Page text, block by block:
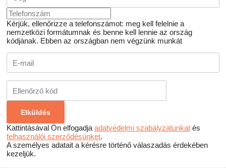
Kérjük, ellenőrizze a telefonszámot: meg kell felelnie a
nemzetközi formátumnak és benne kell lennie az ország
kódjának. Ebben az országban nem végzünk munkát
Kattintásával Ön elfogadja adatvédelmi szabályzatunkat és
felhasználói szerződésünket.
A személyes adatait a kérésre történő válaszadás érdekében
kezeljük.